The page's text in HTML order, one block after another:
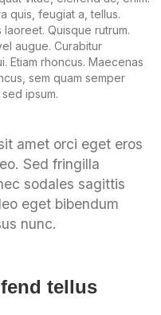
quis, feugiat a, tellus.
Quisque rutrum.
augue. Curabitur
Etiam rhoncus. Maecenas
sem quam semper
ipsum.
amet orci eget eros
Sed fringilla
sodales sagittis
eget bibendum
nunc.
tellus